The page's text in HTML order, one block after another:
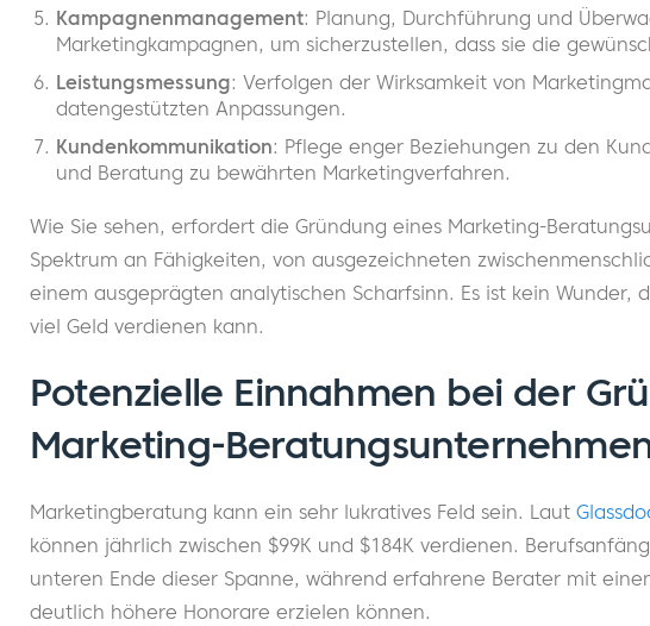
Kampagnenmanagement: Planung, Durchführung und
Marketingkampagnen, um sicherzustellen, dass sie die
Leistungsmessung: Verfolgen der Wirksamkeit von
datengestützten Anpassungen.
Kundenkommunikation: Pflege enger Beziehungen zu den
und Beratung zu bewährten Marketingverfahren.
Wie Sie sehen, erfordert die Gründung eines Marketing-
Spektrum an Fähigkeiten, von ausgezeichneten
einem ausgeprägten analytischen Scharfsinn. Es ist kein Wunder,
viel Geld verdienen kann.
Potenzielle Einnahmen bei der
Marketing-
Marketingberatung kann ein sehr lukratives Feld sein. Laut
können jährlich zwischen $99K und $184K verdienen.
unteren Ende dieser Spanne, während erfahrene Berater mit
deutlich höhere Honorare erzielen können.